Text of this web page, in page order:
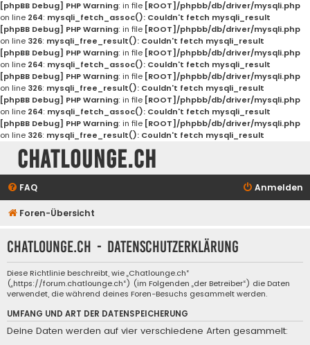
[phpBB Debug] PHP Warning: in file [ROOT]/phpbb/db/driver/mysqli.php
on line 264: mysqli_fetch_assoc(): Couldn't fetch mysqli_result
[phpBB Debug] PHP Warning: in file [ROOT]/phpbb/db/driver/mysqli.php
on line 326: mysqli_free_result(): Couldn't fetch mysqli_result
[phpBB Debug] PHP Warning: in file [ROOT]/phpbb/db/driver/mysqli.php
on line 264: mysqli_fetch_assoc(): Couldn't fetch mysqli_result
[phpBB Debug] PHP Warning: in file [ROOT]/phpbb/db/driver/mysqli.php
on line 326: mysqli_free_result(): Couldn't fetch mysqli_result
[phpBB Debug] PHP Warning: in file [ROOT]/phpbb/db/driver/mysqli.php
on line 264: mysqli_fetch_assoc(): Couldn't fetch mysqli_result
[phpBB Debug] PHP Warning: in file [ROOT]/phpbb/db/driver/mysqli.php
on line 326: mysqli_free_result(): Couldn't fetch mysqli_result
Chatlounge.ch
FAQ Anmelden
Foren-Übersicht
Chatlounge.ch - Datenschutzerklärung
Diese Richtlinie beschreibt, wie „Chatlounge.ch“
(„https://forum.chatlounge.ch“) (im Folgenden „der Betreiber“) die Daten
verwendet, die während deines Foren-Besuchs gesammelt werden.
UMFANG UND ART DER DATENSPEICHERUNG
Deine Daten werden auf vier verschiedene Arten gesammelt: